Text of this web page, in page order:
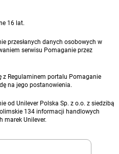
16 lat.
przesłanych danych osobowych w
serwisu Pomaganie przez
z Regulaminem portalu Pomaganie
na jego postanowienia.
od Unilever Polska Sp. z o.o. z siedzibą
134 informacji handlowych
marek Unilever.